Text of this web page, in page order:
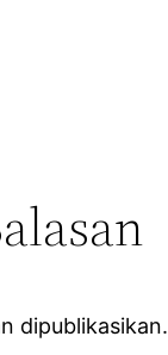
dipublikasikan.